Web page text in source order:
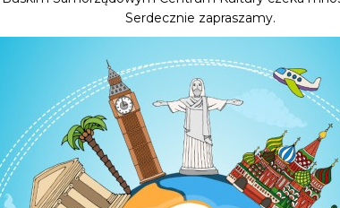
Serdecznie zapraszamy.